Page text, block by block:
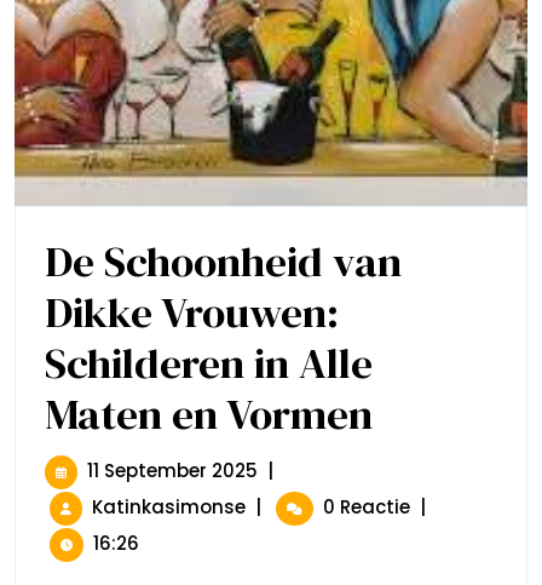
De Schoonheid van
Dikke Vrouwen:
Schilderen in Alle
Maten en VormenSchoonheid
Schilderen
11 September 2025
September
2025
KatinkasimonseDe
Schoonheid
0 Reactie
16:26